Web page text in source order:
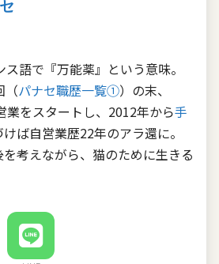
ス語で『万能薬』という意味。
（パナセ職歴一覧①）の末、
業をスタートし、2012年から手
ば自営業歴22年のアラ還に。
考えながら、猫のために生きる